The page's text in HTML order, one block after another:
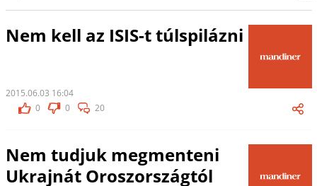
Nem kell az ISIS-t túlspilázni
2015.06.03 16:04
0
0 20
Nem tudjuk megmenteni
Ukrajnát Oroszországtól